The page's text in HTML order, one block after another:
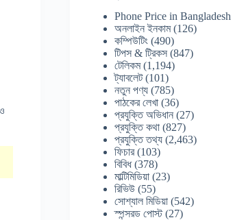
Phone Price in Bangladesh
অনলাইন ইনকাম(126)
কম্পিউটিং (490)
টিপস & ট্রিকস (847)
টেলিকম(1,194)
ট্যাবলেট(101)
নতুন পণ্য (785)
পাঠকের লেখা (36)
প্রযুক্তি অভিধান (27)
প্রযুক্তি কথা (827)
প্রযুক্তি তথ্য (2,463)
ফিচার(103)
বিবিধ(378)
মাল্টিমিডিয়া (23)
রিভিউ (55)
সোশ্যাল মিডিয়া (542)
স্পন্সরড পোস্ট(27)